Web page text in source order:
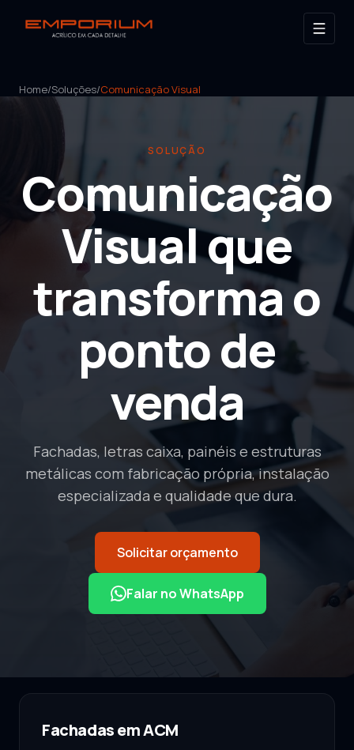
Home/Soluções/Comunicação Visual
SOLUÇÃO
Comunicação
Visual que
transforma o
ponto de
venda
Fachadas, letras caixa, painéis e estruturas
metálicas com fabricação própria, instalação
especializada e qualidade que dura.
Solicitar orçamento
Falar no WhatsApp
Fachadas em ACM